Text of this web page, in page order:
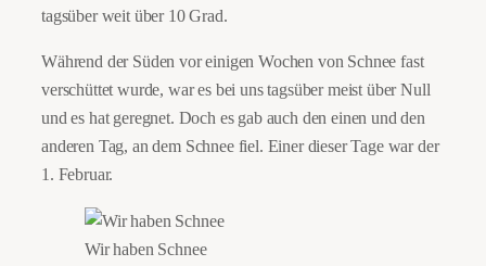
tagsüber weit über 10 Grad.
Während der Süden vor einigen Wochen von Schnee fast
verschüttet wurde, war es bei uns tagsüber meist über Null
und es hat geregnet. Doch es gab auch den einen und den
anderen Tag, an dem Schnee fiel. Einer dieser Tage war der
1. Februar.
Wir haben Schnee